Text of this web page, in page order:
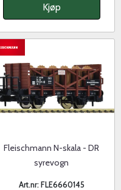
Kjøp
Fleischmann N-skala - DR
syrevogn
Art.nr: FLE6660145